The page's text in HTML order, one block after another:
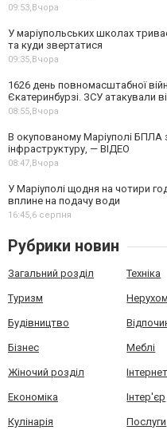
09:53,Вчора
У маріупольських школах
та куди звертатися
09:35,Вчора
1626 день повномасштабної
Єкатеринбурзі. ЗСУ атакували
08:55,Вчора
В окупованому Маріуполі БПЛА
інфраструктуру, — ВІДЕО
08:47,Вчора
У Маріуполі щодня на чотири
вплине на подачу води
16:45,6 серпня
Рубрики новин
Загальний розділ Техніка
Туризм
Будівництво
Бізнес Меблі
Жіночий розділ Інтернет
Економіка Інтер'єр
Кулінарія Послуги